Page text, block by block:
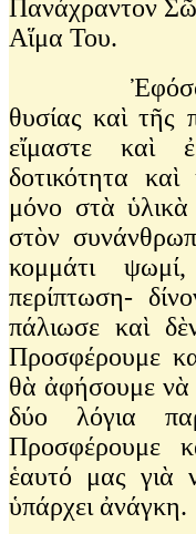
Πανάχραντον
Αἵμα Του.
Ἐφόσον,
θυσίας καὶ τῆς
εἴμαστε καὶ
δοτικότητα καὶ
μόνο στὰ
στὸν
κομμάτι
περίπτωση-
πάλιωσε καὶ
Προσφέρουμε
θὰ ἀφήσουμε νὰ
δύο λόγια
Προσφέρουμε
ἑαυτό μας γιὰ
ὑπάρχει ἀνάγκη.